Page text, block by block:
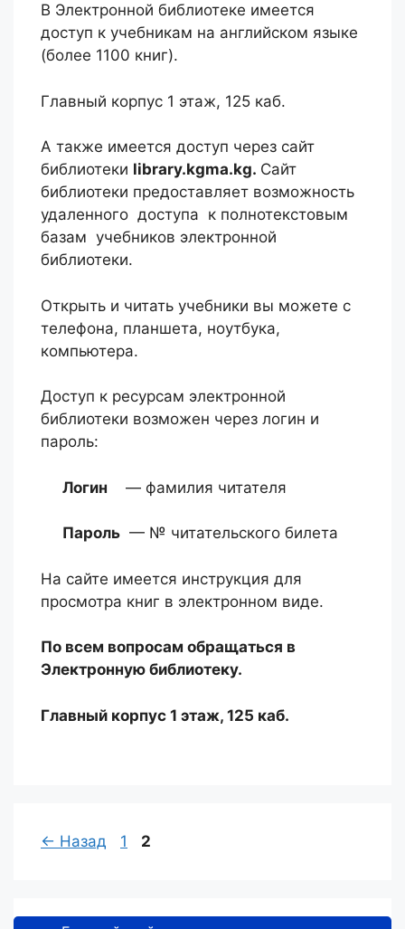
В Электронной библиотеке имеется
доступ к учебникам на английском языке
(более 1100 книг).
Главный корпус 1 этаж, 125 каб.
А также имеется доступ через сайт
библиотеки library.kgma.kg. Сайт
библиотеки предоставляет возможность
удаленного доступа к полнотекстовым
базам учебников электронной
библиотеки.
Открыть и читать учебники вы можете с
телефона, планшета, ноутбука,
компьютера.
Доступ к ресурсам электронной
библиотеки возможен через логин и
пароль:
Логин — фамилия читателя
Пароль — № читательского билета
На сайте имеется инструкция для
просмотра книг в электронном виде.
По всем вопросам обращаться в
Электронную библиотеку.
Главный корпус 1 этаж, 125 каб.
← Назад Страница
1 Страница
2